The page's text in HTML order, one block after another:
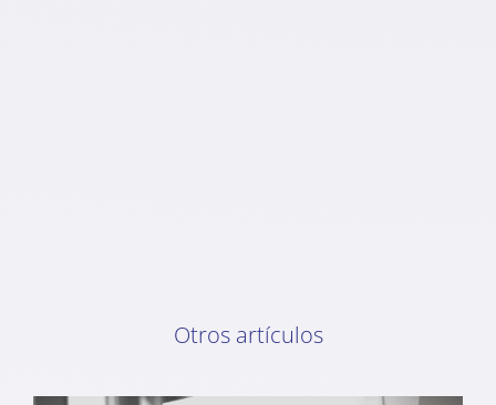
Otros artículos